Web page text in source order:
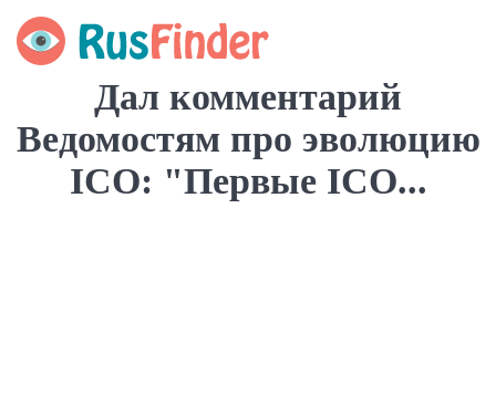
Дал комментарий
Ведомостям про эволюцию
ICO: "Первые ICO...